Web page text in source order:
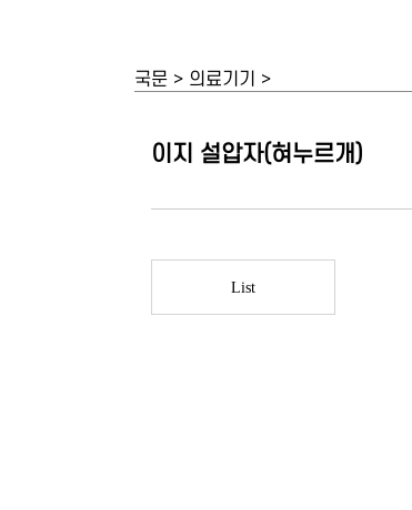
국문 > 의료기기 >
이지 설압자(혀누르개)
List